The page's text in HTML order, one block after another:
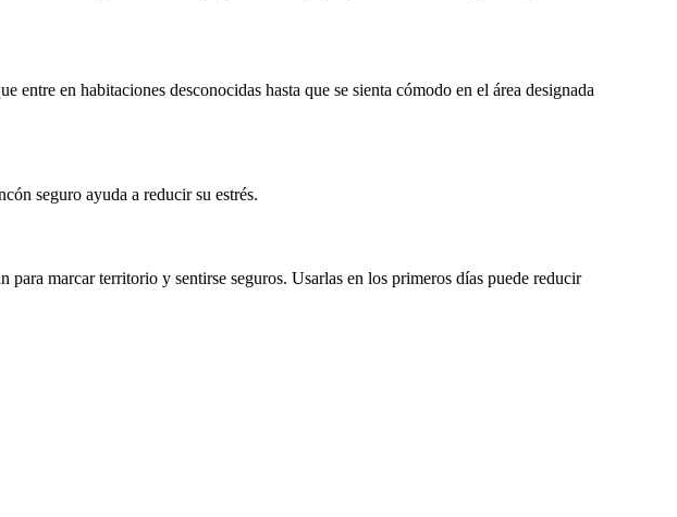
en habitaciones desconocidas hasta que se sienta cómodo en el área designada
seguro ayuda a reducir su estrés.
marcar territorio y sentirse seguros. Usarlas en los primeros días puede reducir